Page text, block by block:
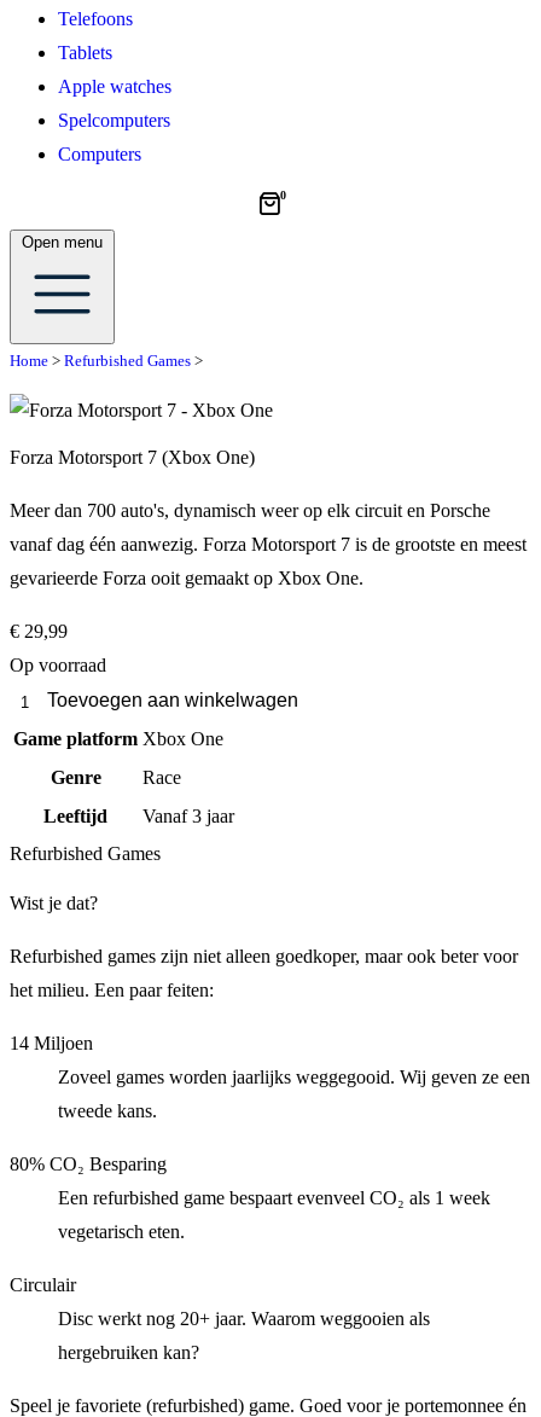
Telefoons
Tablets
Apple watches
Spelcomputers
Computers
0
Open menu
Home > Refurbished Games >
Forza Motorsport 7 (Xbox One)
Meer dan 700 auto's, dynamisch weer op elk circuit en Porsche
vanaf dag één aanwezig. Forza Motorsport 7 is de grootste en meest
gevarieerde Forza ooit gemaakt op Xbox One.
€ 29,99
Op voorraad
Toevoegen aan winkelwagen
Game platform Xbox One
Genre
Race
Leeftijd
Vanaf 3 jaar
Refurbished Games
Wist je dat?
Refurbished games zijn niet alleen goedkoper, maar ook beter voor
het milieu. Een paar feiten:
14 Miljoen
Zoveel games worden jaarlijks weggegooid. Wij geven ze een
tweede kans.
80% CO₂ Besparing
Een refurbished game bespaart evenveel CO₂ als 1 week
vegetarisch eten.
Circulair
Disc werkt nog 20+ jaar. Waarom weggooien als
hergebruiken kan?
Speel je favoriete (refurbished) game. Goed voor je portemonnee én